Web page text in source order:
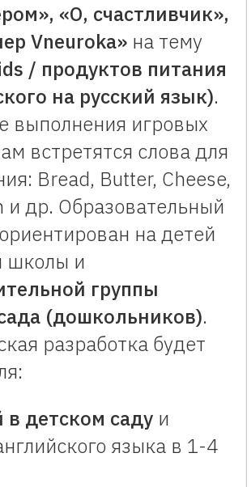
«О, счастливчик»,
Vneuroka» на тему
/ продуктов питания
на русский язык).
выполнения игровых
встретятся слова для
Bread, Butter, Cheese,
и др. Образовательный
на детей
школы и
группы
(дошкольников).
разработка будет
в детском саду и
языка в 1-4